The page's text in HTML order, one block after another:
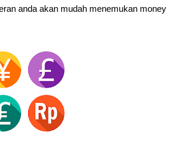
anda akan mudah menemukan money